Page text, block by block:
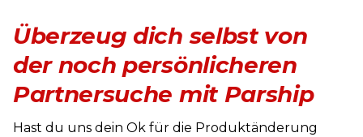
Überzeug dich selbst von
der noch persönlicheren
Partnersuche mit Parship
Hast du uns dein Ok für die Produktänderung